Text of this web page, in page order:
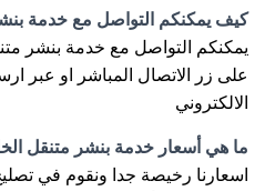
كيف يمكنكم التواصل مع خدمة
يمكنكم التواصل مع خدمة بنشر
على زر الاتصال المباشر او عبر
الالكتروني
ما هي أسعار خدمة بنشر متنقل
اسعارنا رخيصة جدا ونقوم في